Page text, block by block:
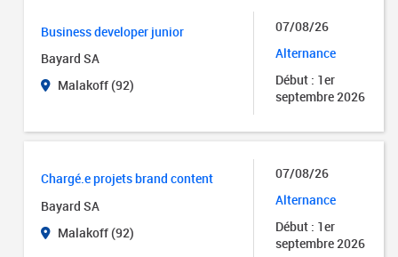
Business developer junior
Bayard SA
Malakoff (92)
07/08/26
Alternance
Début : 1er
septembre 2026
Chargé.e projets brand content
Bayard SA
Malakoff (92)
07/08/26
Alternance
Début : 1er
septembre 2026